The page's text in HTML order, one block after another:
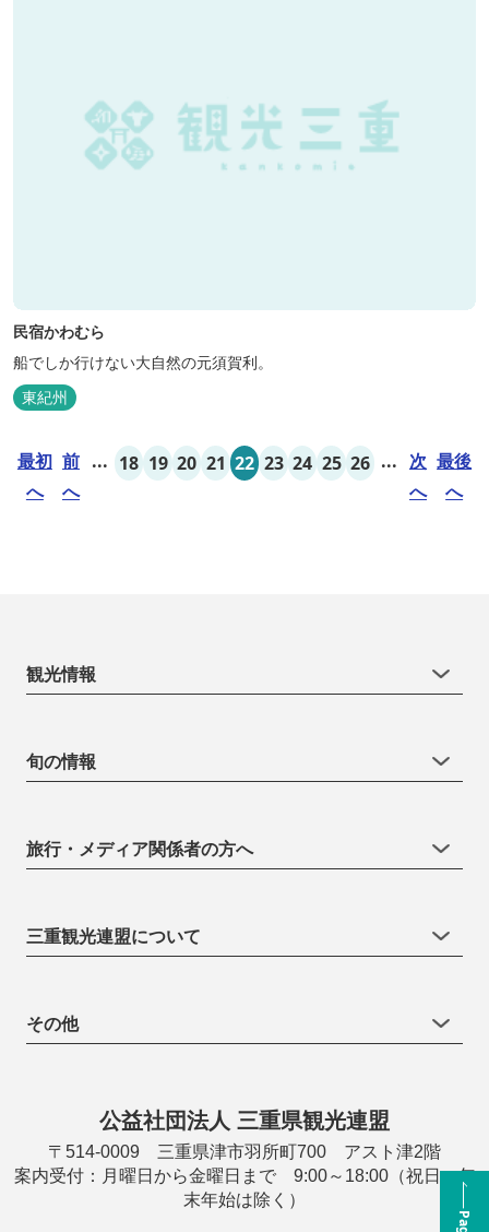
民宿かわむら
船でしか行けない大自然の元須賀利。
東紀州
最初
へ
前
へ
... 18 19 20 21 22 23 24 25 26 ... 次
へ
最後
へ
観光情報
旬の情報
旅行・メディア関係者の方へ
三重観光連盟について
その他
公益社団法人 三重県観光連盟
〒514-0009 三重県津市羽所町700 アスト津2階
案内受付：月曜日から金曜日まで 9:00～18:00（祝日・年
末年始は除く）